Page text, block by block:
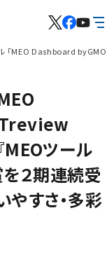
「MEO Dashboard byGMO
ツール
２期連続受
やすさ・多彩